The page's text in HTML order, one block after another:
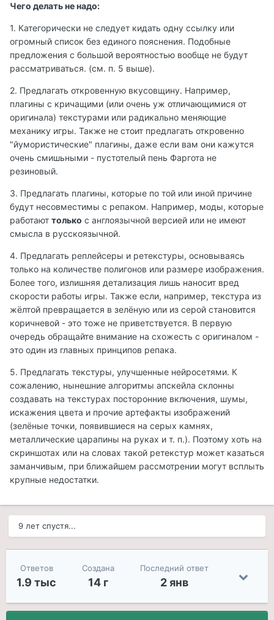
Чего делать не надо:
1. Категорически не следует кидать одну ссылку или
огромный список без единого пояснения. Подобные
предложения с большой вероятностью вообще не будут
рассматриваться. (см. п. 5 выше).
2. Предлагать откровенную вкусовщину. Например,
плагины с кричащими (или очень уж отличающимися от
оригинала) текстурами или радикально меняющие
механику игры. Также не стоит предлагать откровенно
"йумористические" плагины, даже если вам они кажутся
очень смишьными - пустотелый пень Фаргота не
резиновый.
3. Предлагать плагины, которые по той или иной причине
будут несовместимы с репаком. Например, моды, которые
работают только с англоязычной версией или не имеют
смысла в русскоязычной.
4. Предлагать реплейсеры и ретекстуры, основываясь
только на количестве полигонов или размере изображения.
Более того, излишняя детализация лишь наносит вред
скорости работы игры. Также если, например, текстура из
жёлтой превращается в зелёную или из серой становится
коричневой - это тоже не приветствуется. В первую
очередь обращайте внимание на схожесть с оригиналом -
это один из главных принципов репака.
5. Предлагать текстуры, улучшенные нейросетями. К
сожалению, нынешние алгоритмы апскейла склонны
создавать на текстурах посторонние включения, шумы,
искажения цвета и прочие артефакты изображений
(зелёные точки, появившиеся на серых камнях,
металлические царапины на руках и т. п.). Поэтому хоть на
скриншотах или на словах такой ретекстур может казаться
заманчивым, при ближайшем рассмотрении могут всплыть
крупные недостатки.
9 лет спустя...
Ответов
1.9 тыс
Создана
14 г
Последний ответ
2 янв